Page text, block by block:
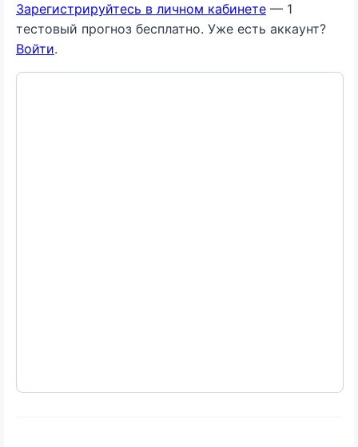
Зарегистрируйтесь в личном кабинете — 1
тестовый прогноз бесплатно. Уже есть аккаунт?
Войти.